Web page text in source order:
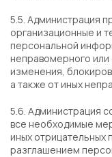
5.5. Администрация
организационные и
персональной
неправомерного или
изменения,
а также от иных
5.6. Администрация
все необходимые
иных отрицательных
разглашением